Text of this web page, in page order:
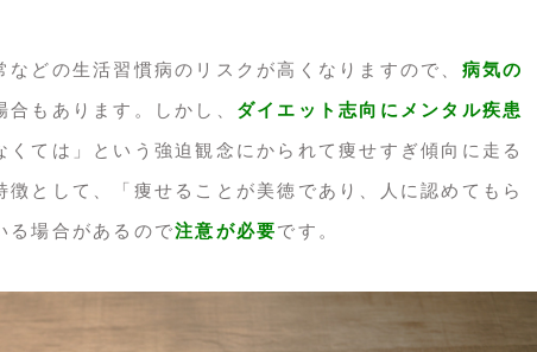
どの生活習慣病のリスクが高くなりますので、 病気の
合もあります。しかし、 ダイエット志向にメンタル疾患
くては」という強迫観念にかられて痩せすぎ傾向に走る
として、「痩せることが美徳であり、人に認めてもら
る場合があるので注意が必要です。